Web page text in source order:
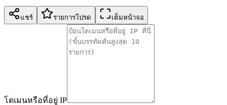
แชร์ รายการโปรด เต็มหน้าจอ
โดเมนหรือที่อยู่ IP